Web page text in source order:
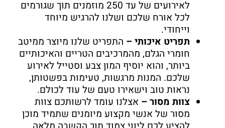
לאירועים של עד 250 מוזמנים תוך שגורמים
לכל אורח שלכם ושלנו להרגיש מיוחד
וייחודי.
תפריט איכותי – התפריט שלנו מיוצר ממיטב
חומרי הגלם, מהמרכיבים הטריים והאיכותיים
ביותר, והוא יוסיף המון צבע וסטייל לאירוע
שלכם. המנות מרגשות, טעימות בפשטותן,
נראות טוב וישאירו טעם של עוד לכולם.
צוות מסור – אצלנו עומד לרשותכם צוות
מסור של אנשי מקצוע מיומנים שתמיד מוכן